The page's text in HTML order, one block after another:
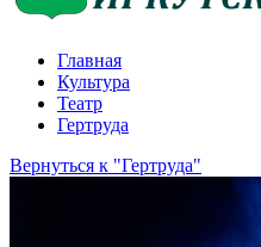
Главная
Культура
Театр
Гертруда
Вернуться к "Гертруда"